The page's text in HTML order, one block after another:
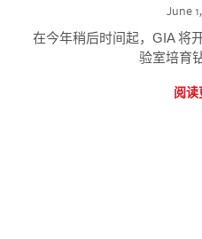
June
在今年稍后时间起，GIA 将
验室培育
阅